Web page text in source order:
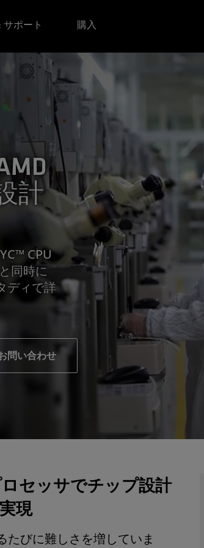
ポート 購入
計
CPU
同時に
ディで詳
問い合わせ
セッサでチップ設計
現
たびに難しさを増していま